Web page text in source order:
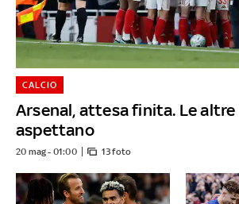
Arsenal, attesa finita. Le altre
aspettano
CALCIO
20 mag - 01:00 13 foto